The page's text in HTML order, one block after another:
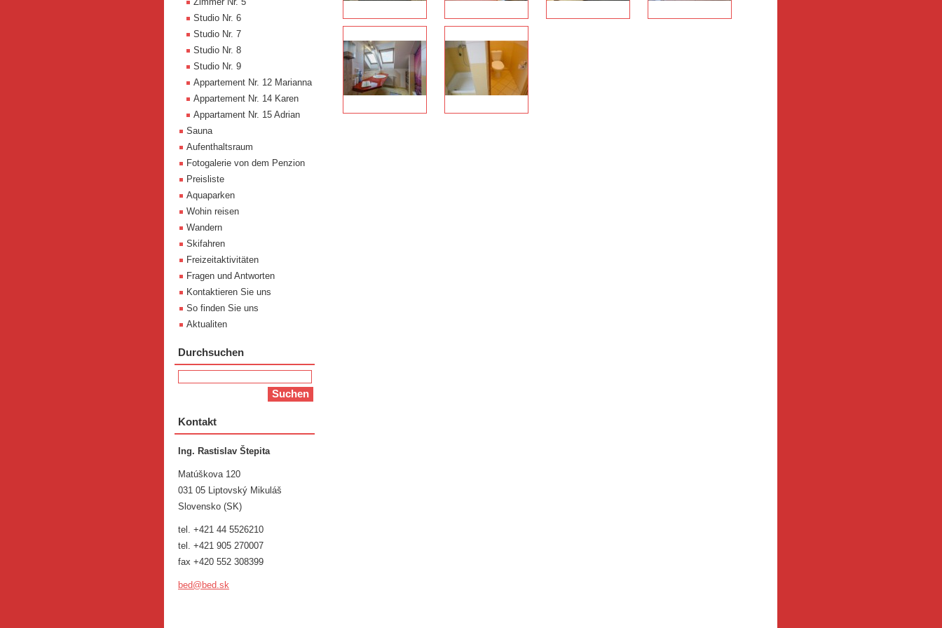
Studio Nr. 6
Studio Nr. 7
Studio Nr. 8
Studio Nr. 9
Appartement Nr. 12 Marianna
Appartement Nr. 14 Karen
Appartament Nr. 15 Adrian
Sauna
Aufenthaltsraum
Fotogalerie von dem Penzion
Preisliste
Aquaparken
Wohin reisen
Wandern
Skifahren
Freizeitaktivitäten
Fragen und Antworten
Kontaktieren Sie uns
So finden Sie uns
Aktualiten
Durchsuchen
Kontakt
Ing. Rastislav Štepita
Matúškova 120
031 05 Liptovský Mikuláš
Slovensko (SK)
tel. +421 44 5526210
tel. +421 905 270007
fax +420 552 308399
bed@bed.sk